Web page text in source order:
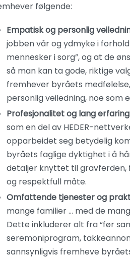
følgende:
Empatisk og personlig
jobben vår og ydmyke i
mennesker i sorg”, og at de
så man kan ta gode, riktige
fremhever byråets
personlig veiledning, noe som
Profesjonalitet og lang
som en del av HEDER-
opparbeidet seg betydelig
byråets faglige dyktighet i å
detaljer knyttet til gravferden,
og respektfull måte.
Omfattende tjenester og
mange familier … med de
Dette inkluderer alt fra “før
seremoniprogram,
sannsynligvis fremheve